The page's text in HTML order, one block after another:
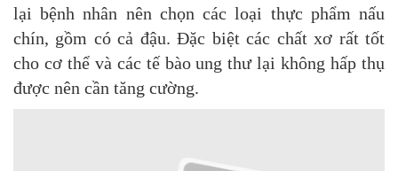
lại bệnh nhân nên chọn các loại thực phẩm nấu
chín, gồm có cả đậu. Đặc biệt các chất xơ rất tốt
cho cơ thể và các tế bào ung thư lại không hấp thụ
được nên cần tăng cường.